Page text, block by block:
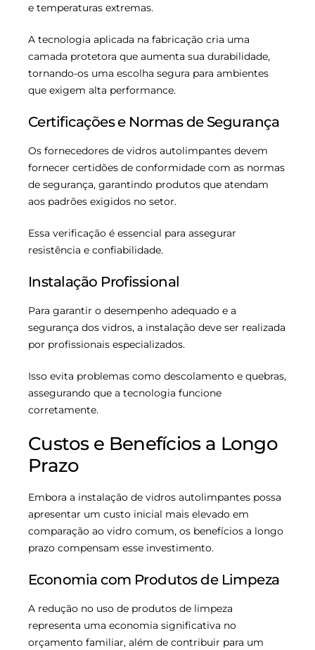
e temperaturas extremas.
A tecnologia aplicada na fabricação cria uma
camada protetora que aumenta sua durabilidade,
tornando-os uma escolha segura para ambientes
que exigem alta performance.
Certificações e Normas de Segurança
Os fornecedores de vidros autolimpantes devem
fornecer certidões de conformidade com as normas
de segurança, garantindo produtos que atendam
aos padrões exigidos no setor.
Essa verificação é essencial para assegurar
resistência e confiabilidade.
Instalação Profissional
Para garantir o desempenho adequado e a
segurança dos vidros, a instalação deve ser realizada
por profissionais especializados.
Isso evita problemas como descolamento e quebras,
assegurando que a tecnologia funcione
corretamente.
Custos e Benefícios a Longo
Prazo
Embora a instalação de vidros autolimpantes possa
apresentar um custo inicial mais elevado em
comparação ao vidro comum, os benefícios a longo
prazo compensam esse investimento.
Economia com Produtos de Limpeza
A redução no uso de produtos de limpeza
representa uma economia significativa no
orçamento familiar, além de contribuir para um